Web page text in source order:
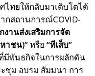
ไทยให้กลับมาเติบโตได้
กสถานการณ์COVID-
งานส่งเสริมการจัด
าชน)” หรือ“ทีเส็บ”
มีพันธกิจในการผลักดัน
ชุม อบรม สัมมนา การ